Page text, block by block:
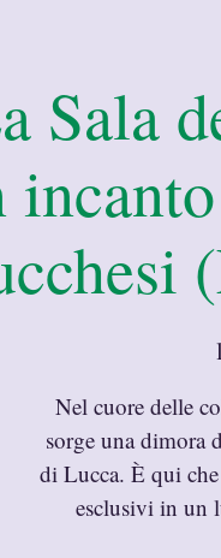
Sala
Nel cuore delle
sorge una dimora
di Lucca. È qui
esclusivi in un